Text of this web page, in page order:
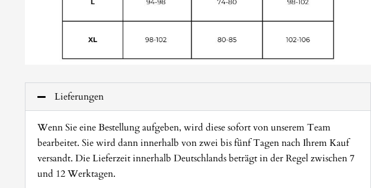
Lieferungen
Wenn Sie eine Bestellung aufgeben, wird diese sofort von unserem Team
bearbeitet. Sie wird dann innerhalb von zwei bis fünf Tagen nach Ihrem Kauf
versandt. Die Lieferzeit innerhalb Deutschlands beträgt in der Regel zwischen 7
und 12 Werktagen.